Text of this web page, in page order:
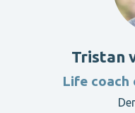
Tristan
Life coach